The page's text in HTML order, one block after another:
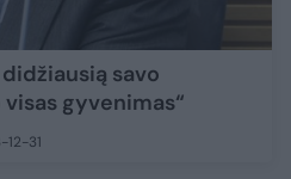
savo
gyvenimas“
12-31